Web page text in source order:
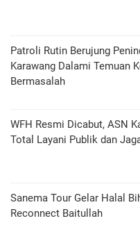
Patroli Rutin Berujung
Karawang Dalami Temuan
Bermasalah
WFH Resmi Dicabut, ASN
Total Layani Publik dan
Sanema Tour Gelar Halal
Reconnect Baitullah